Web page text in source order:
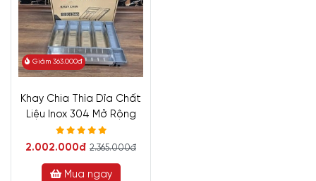
Giảm 363.000đ
Khay Chia Thìa Dĩa Chất
Liệu Inox 304 Mở Rộng
2.002.000đ 2.365.000đ
Mua ngay